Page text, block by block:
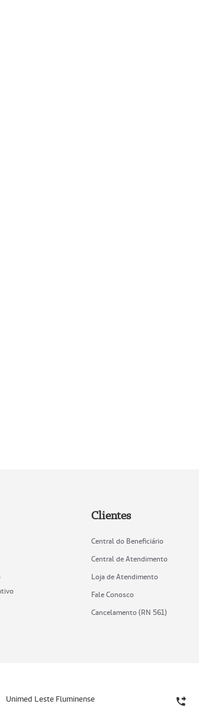
Clientes
Central do Beneficiário
Central de Atendimento
Loja de Atendimento
Fale Conosco
Cancelamento (RN 561)
Unimed Leste Fluminense